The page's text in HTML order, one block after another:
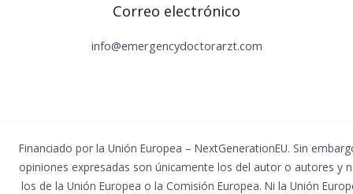
Correo electrónico
info@emergencydoctorarzt.com
Financiado por la Unión Europea – NextGenerationEU. Sin
opiniones expresadas son únicamente los del autor o autores y
los de la Unión Europea o la Comisión Europea. Ni la Unión